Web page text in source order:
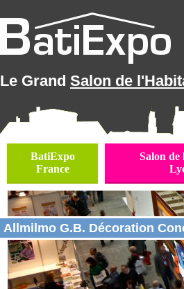
Le Grand Salon de
BatiExpo
France
Salon
Allmilmo G.B. Décoration